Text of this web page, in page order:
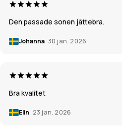
Den passade sonen jättebra.
Johanna 30 jan. 2026
Bra kvalitet
Elin 23 jan. 2026